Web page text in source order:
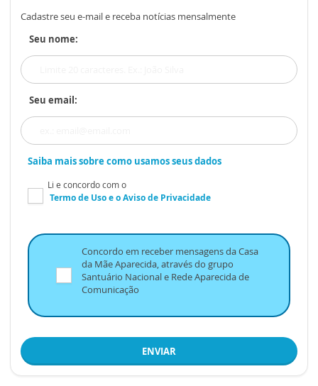
Cadastre seu e-mail e receba notícias mensalmente
Seu nome:
Seu email:
Saiba mais sobre como usamos seus dados
Li e concordo com o
Termo de Usoe oAviso de Privacidade
Concordo em receber mensagens da Casa
da Mãe Aparecida, através do grupo
Santuário Nacional e Rede Aparecida de
Comunicação
ENVIAR